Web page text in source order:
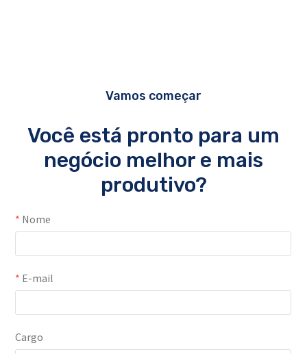
Vamos começar
Você está pronto para um
negócio melhor e mais
produtivo?